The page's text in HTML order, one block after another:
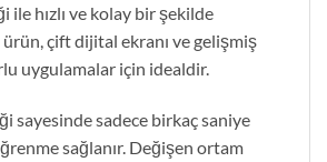
ile hızlı ve kolay bir şekilde
çift dijital ekranı ve gelişmiş
uygulamalar için idealdir.
sayesinde sadece birkaç saniye
sağlanır. Değişen ortam